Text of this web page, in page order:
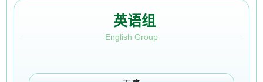
英语组
English Group